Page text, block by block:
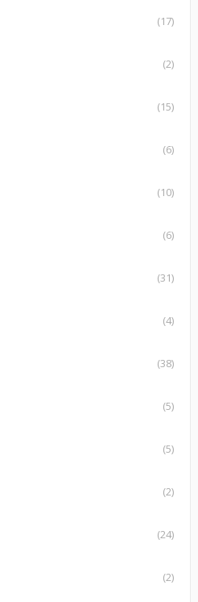
(17)
(2)
(15)
(6)
(10)
(6)
(31)
(4)
(38)
(5)
(5)
(2)
(24)
(2)